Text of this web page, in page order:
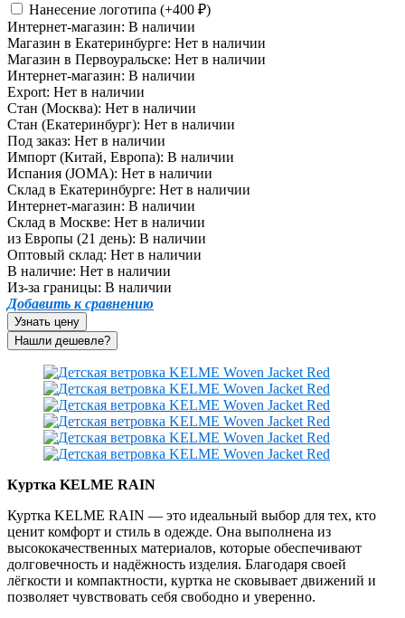
Нанесение логотипа (+400 ₽)
Интернет-магазин: В наличии
Магазин в Екатеринбурге: Нет в наличии
Магазин в Первоуральске: Нет в наличии
Интернет-магазин: В наличии
Export: Нет в наличии
Стан (Москва): Нет в наличии
Стан (Екатеринбург): Нет в наличии
Под заказ: Нет в наличии
Импорт (Китай, Европа): В наличии
Испания (JOMA): Нет в наличии
Склад в Екатеринбурге: Нет в наличии
Интернет-магазин: В наличии
Склад в Москве: Нет в наличии
из Европы (21 день): В наличии
Оптовый склад: Нет в наличии
В наличие: Нет в наличии
Из-за границы: В наличии
Добавить к сравнению
Узнать цену
Куртка KELME RAIN
Куртка KELME RAIN — это идеальный выбор для тех, кто
ценит комфорт и стиль в одежде. Она выполнена из
высококачественных материалов, которые обеспечивают
долговечность и надёжность изделия. Благодаря своей
лёгкости и компактности, куртка не сковывает движений и
позволяет чувствовать себя свободно и уверенно.